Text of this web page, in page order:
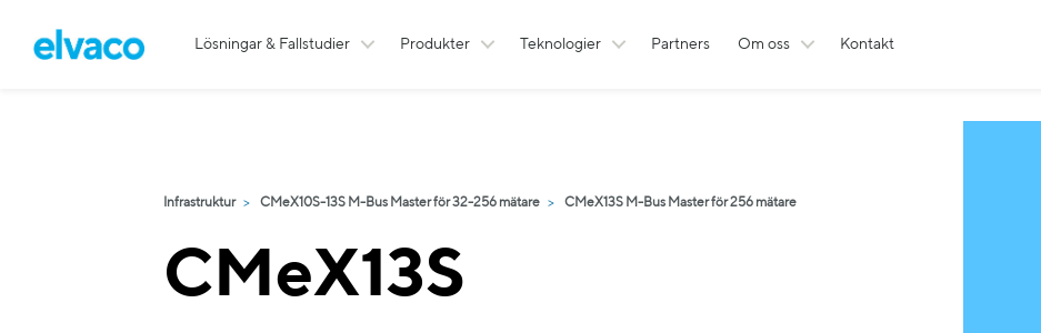
Lösningar & Fallstudier Produkter Teknologier Partners Om oss Kontakt
Infrastruktur CMeX10S-13S M-Bus Master för 32-256 mätare CMeX13S M-Bus Master för 256 mätare
CMeX13S